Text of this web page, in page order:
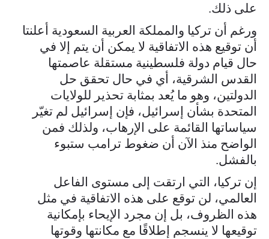
على ذلك.
ورغم أن تركيا والمملكة العربية السعودية أعلنتا
أن توقيع هذه الاتفاقية لا يمكن أن يتم إلا في
حال قيام دولة فلسطينية مستقلة عاصمتها
القدس الشرقية، أي في حال تحقق حل
الدولتين، وهو ما يُعد بمثابة تحذير للولايات
المتحدة بشأن إسرائيل، فإن إسرائيل لم تغيّر
سياساتها القائمة على الإرهاب، ولذلك فمن
الواضح منذ الآن أن ضغوط ترامب ستبوء
بالفشل.
إن تركيا، التي ارتقت إلى مستوى الفاعل
العالمي، لن توقع على هذه الاتفاقية في مثل
هذه الظروف، بل إن مجرد الإيحاء بإمكانية
توقيعها لا ينسجم إطلاقًا مع مكانتها وقوتها